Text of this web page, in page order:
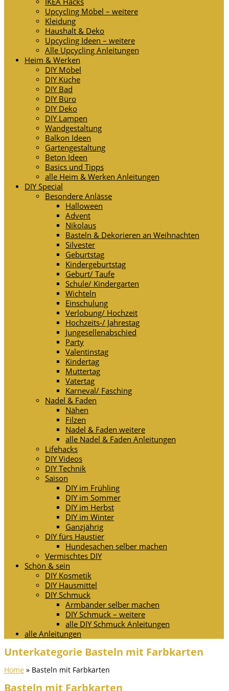
Upcycling Möbel – weitere
Kleidung
Haushalt & Deko
Upcycling Ideen – weitere
Alle Upcycling Anleitungen
Heim & Werken
DIY Möbel
DIY Küche
DIY Bad
DIY Büro
DIY Deko
DIY Lampen
Wandgestaltung
Balkon Ideen
Gartengestaltung
Beton Ideen
Basics und Tipps
alle Heim & Werken Anleitungen
DIY Special
Besondere Anlässe
Halloween
Advent
Nikolaus
Basteln & Dekorieren an Weihnachten
Silvester
Geburtstag
Kindergeburtstag
Geburt/ Taufe
Schule/ Kindergarten
Wichteln
Einschulung
Verlobung/ Hochzeit
Hochzeits-/ Jahrestag
Jungesellenabschied
Party
Valentinstag
Kindertag
Muttertag
Vatertag
Karneval/ Fasching
Nadel & Faden
Nähen
Filzen
Nadel & Faden weitere
alle Nadel & Faden Anleitungen
Lifehacks
DIY Videos
DIY Technik
Saison
DIY im Frühling
DIY im Sommer
DIY im Herbst
DIY im Winter
Ganzjährig
DIY fürs Haustier
Hundesachen selber machen
Vermischtes DIY
Schön & sein
DIY Kosmetik
DIY Hausmittel
DIY Schmuck
Armbänder selber machen
DIY Schmuck – weitere
alle DIY Schmuck Anleitungen
alle Anleitungen
Unterkategorie Basteln mit Farbkarten
Home » Basteln mit Farbkarten
Basteln mit Farbkarten